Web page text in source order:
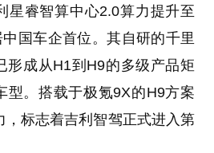
星睿智算中心2.0算力提升至
国车企首位。其自研的千里
形成从H1到H9的多级产品矩
型。搭载于极氪9X的H9方案
，标志着吉利智驾正式进入第